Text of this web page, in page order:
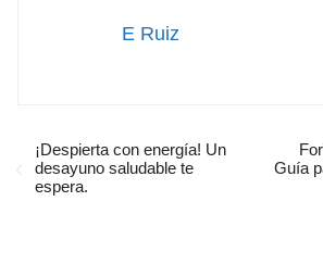
E Ruiz
¡Despierta con energía! Un
desayuno saludable te
espera.
Guía